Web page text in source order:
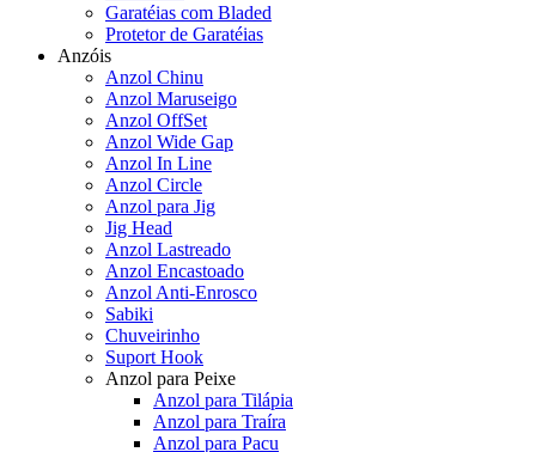
Garatéias com Bladed
Protetor de Garatéias
Anzóis
Anzol Chinu
Anzol Maruseigo
Anzol OffSet
Anzol Wide Gap
Anzol In Line
Anzol Circle
Anzol para Jig
Jig Head
Anzol Lastreado
Anzol Encastoado
Anzol Anti-Enrosco
Sabiki
Chuveirinho
Suport Hook
Anzol para Peixe
Anzol para Tilápia
Anzol para Traíra
Anzol para Pacu